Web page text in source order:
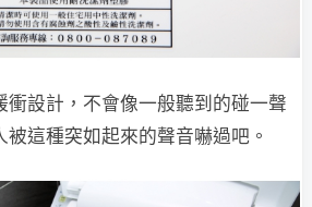
衝設計，不會像一般聽到的碰一聲
這種突如起來的聲音嚇過吧。